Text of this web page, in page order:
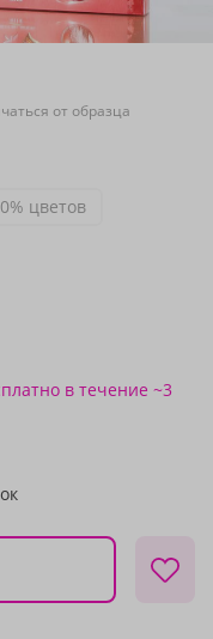
от образца
цветов
в течение ~3